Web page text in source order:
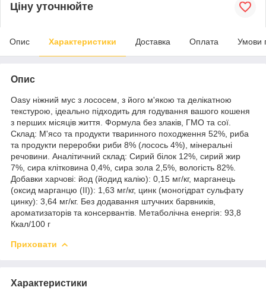
Ціну уточнюйте
Опис Характеристики Доставка Оплата Умови
Опис
Oasy ніжний мус з лососем, з його м'якою та делікатною
текстурою, ідеально підходить для годування вашого кошеня
з перших місяців життя. Формула без злаків, ГМО та сої.
Склад: М'ясо та продукти тваринного походження 52%, риба
та продукти переробки риби 8% (лосось 4%), мінеральні
речовини. Аналітичний склад: Сирий білок 12%, сирий жир
7%, сира клітковина 0,4%, сира зола 2,5%, вологість 82%.
Добавки харчові: йод (йодид калію): 0,15 мг/кг, марганець
(оксид марганцю (II)): 1,63 мг/кг, цинк (моногідрат сульфату
цинку): 3,64 мг/кг. Без додавання штучних барвників,
ароматизаторів та консервантів. Метаболічна енергія: 93,8
Ккал/100 г
Приховати
Характеристики